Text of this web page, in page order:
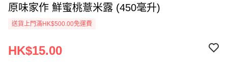
原味家作 鮮蜜桃薏米露 (450毫升)
送貨上門滿HK$500.00免運費
HK$15.00